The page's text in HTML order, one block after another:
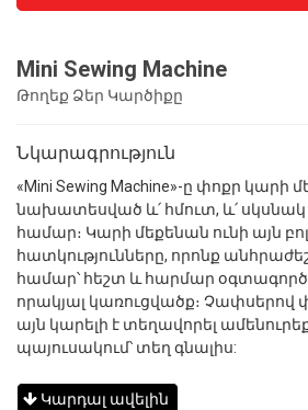
Mini Sewing Machine
Թողեք Ձեր Կարծիքը
Նկարագրություն
«Mini Sewing Machine»-ը փոքր կարի
նախատեսված և՛ հմուտ, և՛ սկսնակ
համար։ Կարի մեքենան ունի այն
հատկությունները, որոնք
համար՝ հեշտ և հարմար
որակյալ կառուցվածք։ Չափսերով
այն կարելի է տեղավորել
պայուսակում՝ տեղ գնալիս:
Կարդալ ավելին